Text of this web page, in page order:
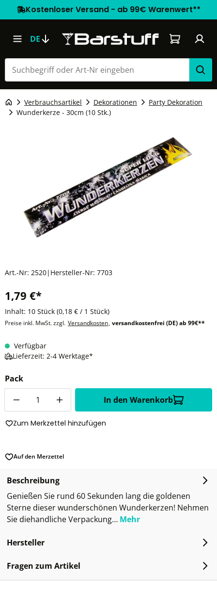
Kostenloser Versand - ab 99€ Warenwert**
DE Warenkorb
Verbrauchsartikel Dekorationen
Party Dekoration
Wunderkerze - 30cm (10 Stk.)
Art.-Nr: 2520| Hersteller-Nr: 7703
1,79 €*
Inhalt: 10 Stück (0,18 € / 1 Stück)
Preise inkl. MwSt. zzgl. Versandkosten, versandkostenfrei (DE) ab 99€**
Verfügbar
Lieferzeit: 2-4 Werktage*
Pack
In den Warenkorb
Zum Merkzettel hinzufügen
Auf den Merzettel
Beschreibung
Genießen Sie rund 60 Sekunden lang die goldenen
Sterne dieser wunderschönen Wunderkerzen! Nehmen
Sie diehandliche Verpackung… Mehr
Hersteller
Fragen zum Artikel